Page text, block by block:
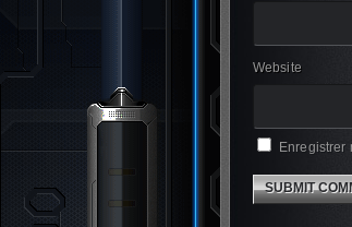
Website